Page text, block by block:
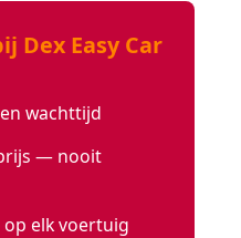
Dex Easy Car
wachttijd
— nooit
elk voertuig